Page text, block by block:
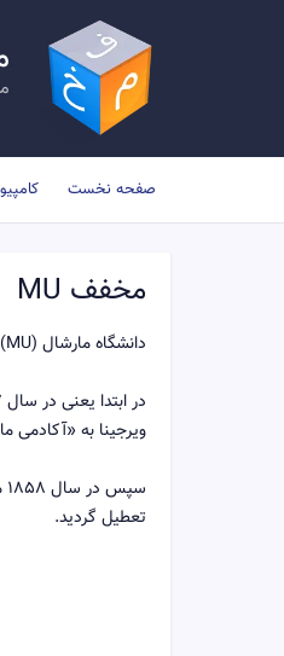
صفحه نخست
مخفف MU
دانشگاه مارشال (MU) یک دانشگاه عمومی، مختلط است که در «هانتینگتون» ایالت «وست ویرجینیا» قرار دارد.
ویرجینا به «آکادمی
تعطیل گردید.